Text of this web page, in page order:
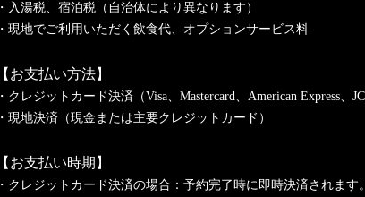
・入湯税、宿泊税（自治体により異なります）
・現地でご利用いただく飲食代、オプションサービス料
【お支払い方法】
・クレジットカード決済（Visa、Mastercard、American Express、
・現地決済（現金または主要クレジットカード）
【お支払い時期】
・クレジットカード決済の場合：予約完了時に即時決済されます。